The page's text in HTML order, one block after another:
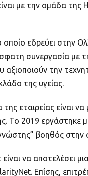
με την ομάδα της
εδρεύει στην
συνεργασία
την
της υγείας.
της εταιρείας είναι
Το 2019 εργάστηκε
βοηθός
να αποτελέσει
Επίσης,